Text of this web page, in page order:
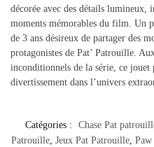
décorée avec des détails lumineux,
moments mémorables du film. Un
de 3 ans désireux de partager des
protagonistes de Pat’ Patrouille.
inconditionnels de la série, ce jouet
divertissement dans l’univers
Catégories : Chase Pat
Patrouille Jeux Pat Patrouille